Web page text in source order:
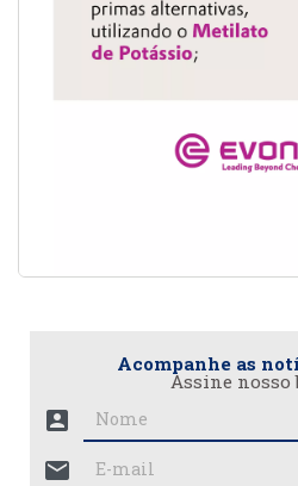
Acompanhe as
Assine nosso
account_box
mail